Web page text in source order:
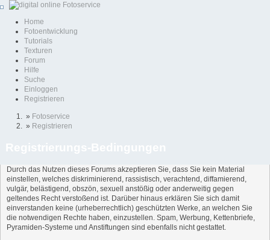
Home
Fotoentwicklung
Tutorials
Texturen
Forum
Hilfe
Suche
Einloggen
Registrieren
» Fotoservice
» Registrieren
Durch das Nutzen dieses Forums akzeptieren Sie, dass Sie kein Material
einstellen, welches diskriminierend, rassistisch, verachtend, diffamierend,
vulgär, belästigend, obszön, sexuell anstößig oder anderweitig gegen
geltendes Recht verstoßend ist. Darüber hinaus erklären Sie sich damit
einverstanden keine (urheberrechtlich) geschützten Werke, an welchen Sie
die notwendigen Rechte haben, einzustellen. Spam, Werbung, Kettenbriefe,
Pyramiden-Systeme und Anstiftungen sind ebenfalls nicht gestattet.